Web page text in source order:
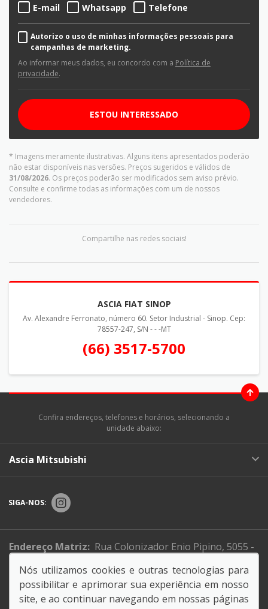
E-mail
Whatsapp Telefone
Autorizo o uso de minhas informações pessoais para
campanhas de marketing.
Ao informar meus dados, eu concordo com a Política de
privacidade.
ESTOU INTERESSADO
* Imagens meramente ilustrativas. Alguns itens apresentados poderão
não estar disponíveis nas versões. Preços sugeridos e válidos de
31/08/2026. Os preços poderão ser modificados sem aviso prévio.
Consulte e confirme todas as informações com um de nossos
vendedores.
Compartilhe nas redes sociais!
ASCIA FIAT SINOP
Av. Alexandre Ferronato, número 60. Setor Industrial - Sinop. Cep:
78557-247, S/N - - -MT
(66) 3517-5700
Confira endereços, telefones e horários, selecionando a
unidade abaixo:
Ascia Mitsubishi
SIGA-NOS:
Endereço Matriz: Rua Colonizador Enio Pipino, 5055 -
Informe de igualdade salarial
Nós utilizamos cookies e outras tecnologias para
possibilitar e aprimorar sua experiência em nosso
site, e ao continuar navegando em nossas páginas